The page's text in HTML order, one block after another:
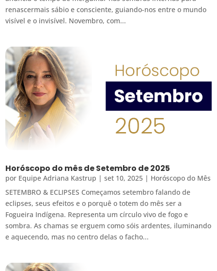
renascermais sábio e consciente, guiando-nos entre o mundo
visível e o invisível. Novembro, com...
Horóscopo do mês de Setembro de 2025
por Equipe Adriana Kastrup |set 10, 2025 | Horóscopo do Mês
SETEMBRO & ECLIPSES Começamos setembro falando de
eclipses, seus efeitos e o porquê o totem do mês ser a
Fogueira Indígena. Representa um círculo vivo de fogo e
sombra. As chamas se erguem como sóis ardentes, iluminando
e aquecendo, mas no centro delas o facho...